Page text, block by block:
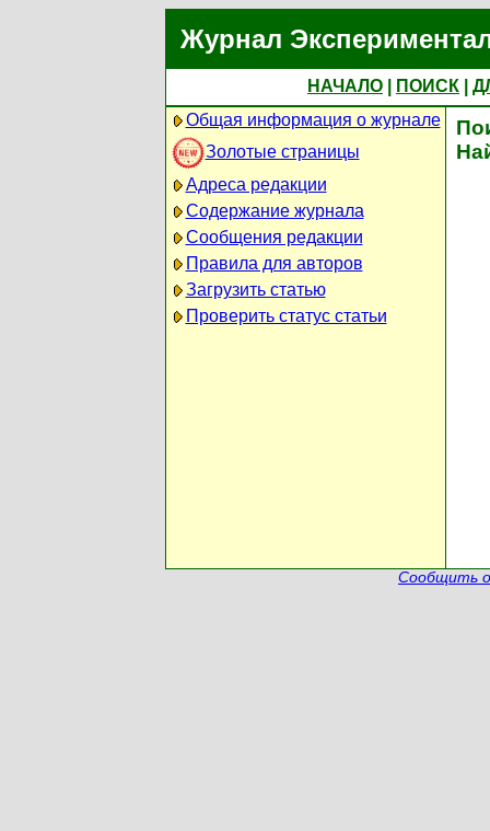
Журнал
НАЧАЛО ПОИСК
Общая информация о журнале
Золотые страницы
Адреса редакции
Содержание журнала
Сообщения редакции
Правила для авторов
Загрузить статью
Проверить статус статьи
Сообщить о